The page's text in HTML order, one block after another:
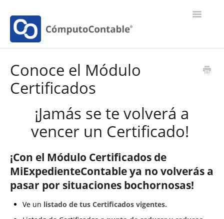
Toggle
MiExpedienteContable
Conoce el Módulo
Certificados
¡Jamás se te volverá a
vencer un Certificado!
¡Con el Módulo Certificados de
MiExpedienteContable ya no volverás a
pasar por situaciones bochornosas!
Ve un listado de tus Certificados vigentes.